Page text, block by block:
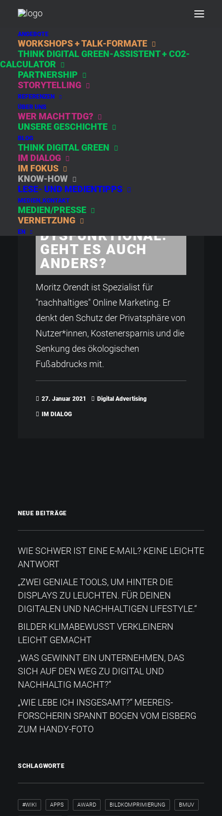
ANGEBOTE
WORKSHOPS + TALK-FORMATE
THINK DIGITAL GREEN-ASSISTENT + CO2-
CALCULATOR
PARTNERSHIP
STORYTELLING
REFERENZEN
ÜBER UNS
WER MACHT TDG?
UNSERE GESCHICHTE
BLOG
THINK DIGITAL GREEN
IM DIALOG
IM FOKUS
KNOW-HOW
LESE- UND MEDIENTIPPS
MEDIEN_KONTAKT
MEDIEN/PRESSE
VERNETZUNG
EN
DAY: JANUAR 27,
2021
KONVENTIONELLES
ONLINE
MARKETING IST
DYSFUNKTIONAL:
GEHT ES AUCH
ANDERS?
Moritz Orendt ist Spezialist für
"nachhaltiges" Online Marketing. Er
denkt den Schutz der Privatsphäre von
Nutzer*innen, Kostenersparnis und die
Senkung des ökologischen
Fußabdrucks mit.
27. Januar 2021 Digital Advertising
IM DIALOG
NEUE BEITRÄGE
WIE SCHWER IST EINE E-MAIL? KEINE LEICHTE
ANTWORT
„ZWEI GENIALE TOOLS, UM HINTER DIE
DISPLAYS ZU LEUCHTEN. FÜR DEINEN
DIGITALEN UND NACHHALTIGEN LIFESTYLE.“
BILDER KLIMABEWUSST VERKLEINERN
LEICHT GEMACHT
„WAS GEWINNT EIN UNTERNEHMEN, DAS
SICH AUF DEN WEG ZU DIGITAL UND
NACHHALTIG MACHT?“
„WIE LEBE ICH INSGESAMT?“​ MEEREIS-
FORSCHERIN SPANNT BOGEN VOM EISBERG
ZUM HANDY-FOTO
SCHLAGWORTE
#WIKI APPS AWARD BILDKOMPRIMIERUNG BMUV